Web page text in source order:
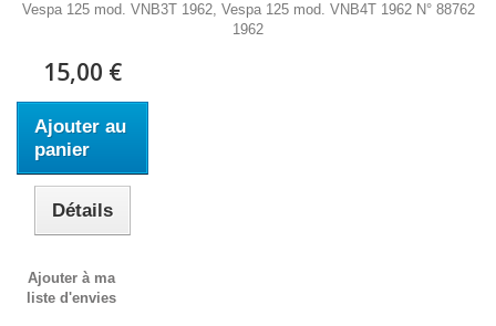
Vespa 125 mod. VNB3T 1962, Vespa 125 mod. VNB4T 1962 N° 88762
1962
15,00 €
Ajouter au
panier
Détails
Ajouter à ma
liste d'envies